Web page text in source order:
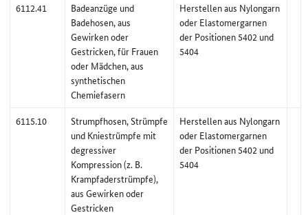
6112.41
Badeanzüge und
Badehosen, aus
Gewirken oder
Gestricken, für Frauen
oder Mädchen, aus
synthetischen
Chemiefasern
Herstellen aus Nylongarn
oder Elastomergarnen
der Positionen 5402 und
5404
6115.10
Strumpfhosen, Strümpfe
und Kniestrümpfe mit
degressiver
Kompression (z. B.
Krampfaderstrümpfe),
aus Gewirken oder
Gestricken
Herstellen aus Nylongarn
oder Elastomergarnen
der Positionen 5402 und
5404